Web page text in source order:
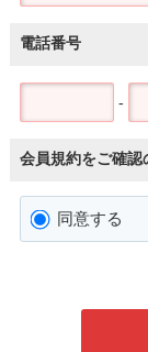
電話番号
-
会員規約をご確認
同意する